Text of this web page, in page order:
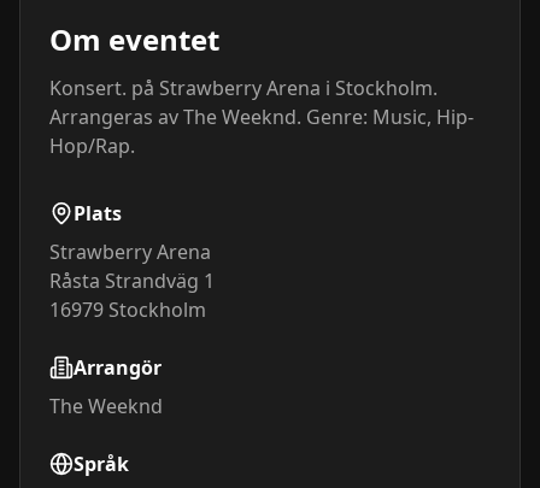
Om eventet
Konsert. på Strawberry Arena i Stockholm.
Arrangeras av The Weeknd. Genre: Music, Hip-
Hop/Rap.
Plats
Strawberry Arena
Råsta Strandväg 1
16979 Stockholm
Arrangör
The Weeknd
Språk